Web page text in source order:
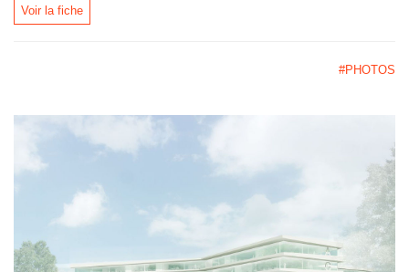
Voir la fiche
#PHOTOS